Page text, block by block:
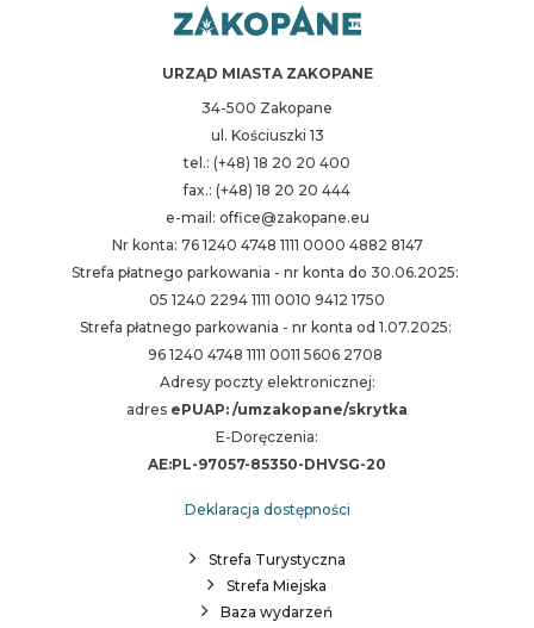
URZĄD MIASTA ZAKOPANE
34-500 Zakopane
ul. Kościuszki 13
tel.: (+48) 18 20 20 400
fax.: (+48) 18 20 20 444
e-mail: office@zakopane.eu
Nr konta: 76 1240 4748 1111 0000 4882 8147
Strefa płatnego parkowania - nr konta do 30.06.2025:
05 1240 2294 1111 0010 9412 1750
Strefa płatnego parkowania - nr konta od 1.07.2025:
96 1240 4748 1111 0011 5606 2708
Adresy poczty elektronicznej:
adres ePUAP: /umzakopane/skrytka
E-Doręczenia:
AE:PL-97057-85350-DHVSG-20
Deklaracja dostępności
Strefa Turystyczna
Strefa Miejska
Baza wydarzeń